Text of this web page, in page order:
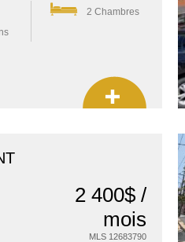
2 Chambres
2 400$ /
mois
MLS 12683790